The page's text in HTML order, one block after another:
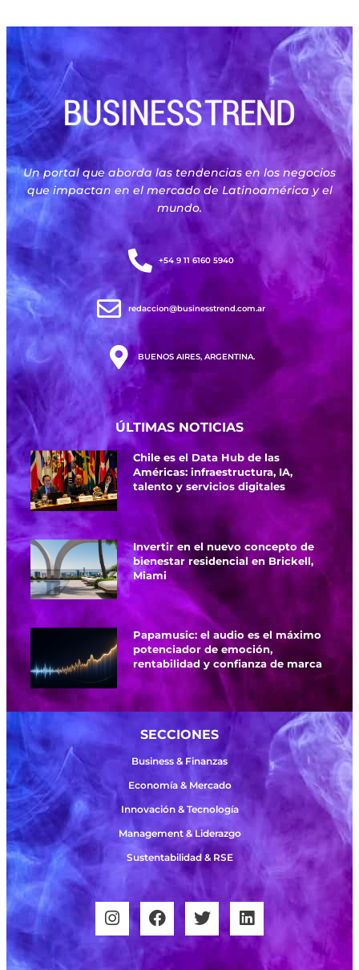
Un portal que aborda las tendencias en los negocios
que impactan en el mercado de Latinoamérica y el
mundo.
+54 9 11 6160 5940
redaccion@businesstrend.com.ar
BUENOS AIRES, ARGENTINA.
ÚLTIMAS NOTICIAS
Chile es el Data Hub de las
Américas: infraestructura, IA,
talento y servicios digitales
Invertir en el nuevo concepto de
bienestar residencial en Brickell,
Miami
Papamusic: el audio es el máximo
potenciador de emoción,
rentabilidad y confianza de marca
SECCIONES
Business & Finanzas
Economía & Mercado
Innovación & Tecnología
Management & Liderazgo
Sustentabilidad & RSE